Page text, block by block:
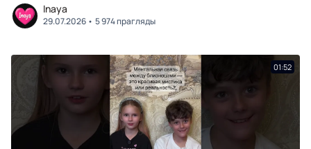
Inaya
29.07.2026 5 974 прагляды
01:52